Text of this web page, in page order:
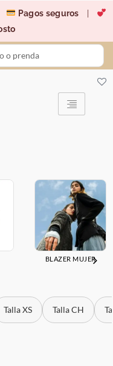
Pagos seguros
BLAZER MUJER
Talla XS Talla CH